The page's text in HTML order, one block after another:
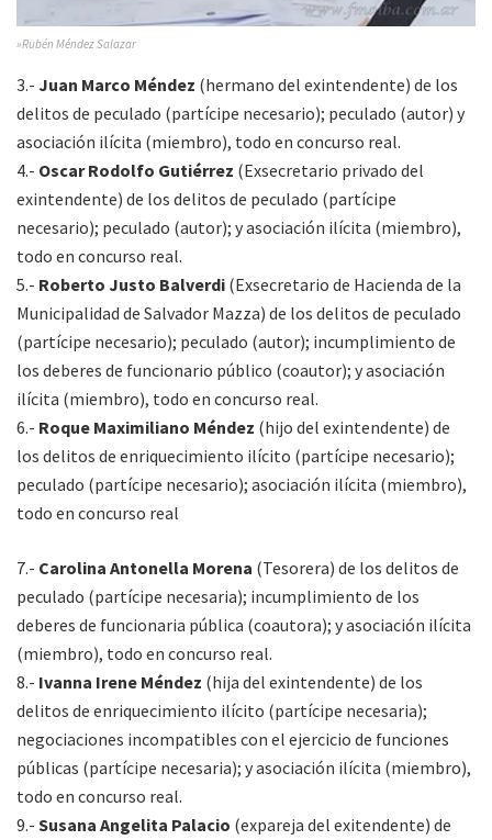
»Rubén Méndez Salazar
3.- Juan Marco Méndez (hermano del exintendente) de los
delitos de peculado (partícipe necesario); peculado (autor) y
asociación ilícita (miembro), todo en concurso real.
4.- Oscar Rodolfo Gutiérrez (Exsecretario privado del
exintendente) de los delitos de peculado (partícipe
necesario); peculado (autor); y asociación ilícita (miembro),
todo en concurso real.
5.- Roberto Justo Balverdi (Exsecretario de Hacienda de la
Municipalidad de Salvador Mazza) de los delitos de peculado
(partícipe necesario); peculado (autor); incumplimiento de
los deberes de funcionario público (coautor); y asociación
ilícita (miembro), todo en concurso real.
6.- Roque Maximiliano Méndez (hijo del exintendente) de
los delitos de enriquecimiento ilícito (partícipe necesario);
peculado (partícipe necesario); asociación ilícita (miembro),
todo en concurso real
7.- Carolina Antonella Morena (Tesorera) de los delitos de
peculado (partícipe necesaria); incumplimiento de los
deberes de funcionaria pública (coautora); y asociación ilícita
(miembro), todo en concurso real.
8.- Ivanna Irene Méndez (hija del exintendente) de los
delitos de enriquecimiento ilícito (partícipe necesaria);
negociaciones incompatibles con el ejercicio de funciones
públicas (partícipe necesaria); y asociación ilícita (miembro),
todo en concurso real.
9.- Susana Angelita Palacio (expareja del exitendente) de